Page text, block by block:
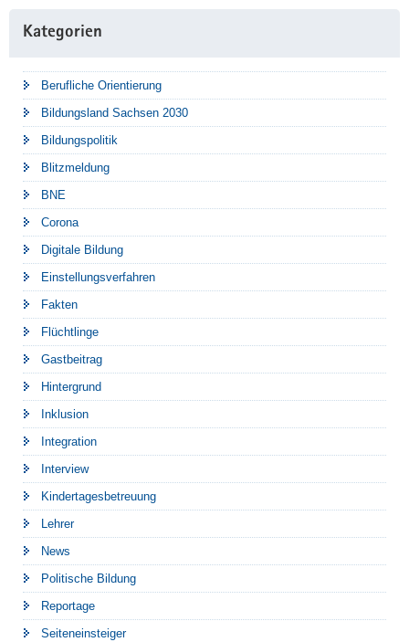
Kategorien
Berufliche Orientierung
Bildungsland Sachsen 2030
Bildungspolitik
Blitzmeldung
BNE
Corona
Digitale Bildung
Einstellungsverfahren
Fakten
Flüchtlinge
Gastbeitrag
Hintergrund
Inklusion
Integration
Interview
Kindertagesbetreuung
Lehrer
News
Politische Bildung
Reportage
Seiteneinsteiger